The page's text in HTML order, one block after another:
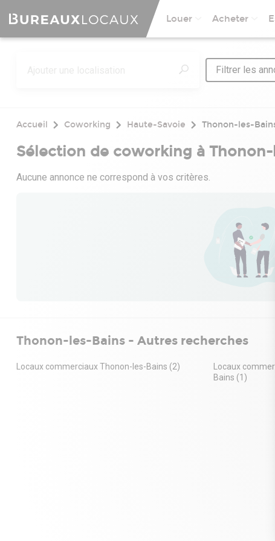
Louer Acheter
Filtrer les
Accueil Coworking Haute-Savoie Thonon-les-
Sélection de coworking à
Aucune annonce ne correspond à vos critères.
Thonon-les-Bains - Autres recherches
Locaux commerciaux Thonon-les-Bains (2)
Locaux
Bains (1)